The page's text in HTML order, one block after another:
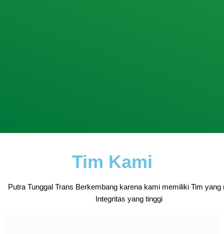
Tim Kami
Putra Tunggal Trans Berkembang karena kami memiliki Tim yang
Integritas yang tinggi